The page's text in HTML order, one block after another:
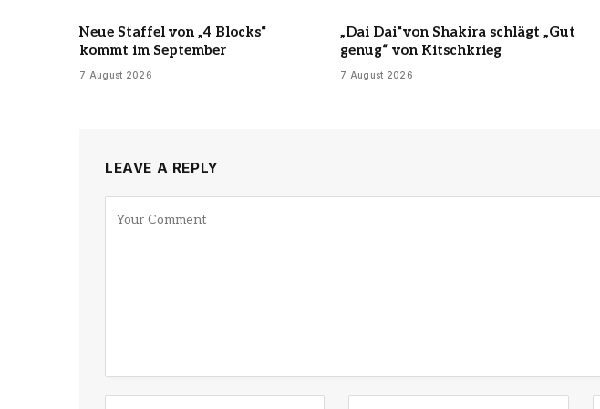
Neue Staffel von „4 Blocks“
kommt im September
7 August 2026
„Dai Dai“von Shakira schlägt „Gut
genug“ von Kitschkrieg
7 August 2026
LEAVE A REPLY